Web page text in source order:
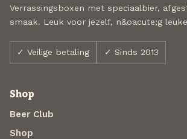
Verrassingsboxen met speciaalbier,
smaak. Leuk voor jezelf, n&oacute;g
✓ Veilige betaling ✓ Sinds 2013
Shop
Beer Club
Shop